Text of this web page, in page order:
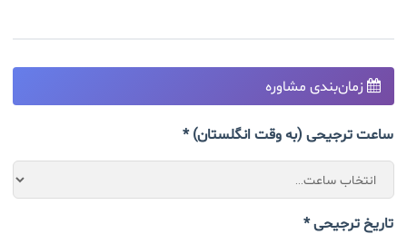
زمان‌بندی مشاوره
ساعت ترجیحی (به وقت انگلستان) *
تاریخ ترجیحی *